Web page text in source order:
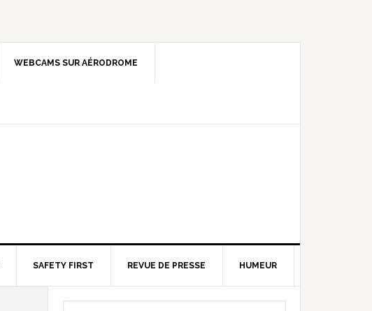
WEBCAMS SUR AÉRODROME
SAFETY FIRST REVUE DE PRESSE HUMEUR